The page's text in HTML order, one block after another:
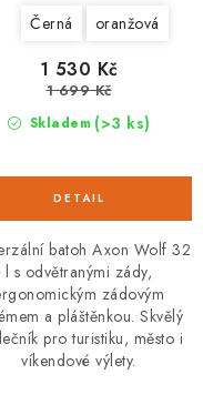
Černá oranžová
Skladem (>3 ks)
1 530 Kč
1 699 Kč
batoh Axon Wolf 32
l s odvětranými zády,
zádovým
a pláštěnkou. Skvělý
pro turistiku, město i
víkendové výlety.